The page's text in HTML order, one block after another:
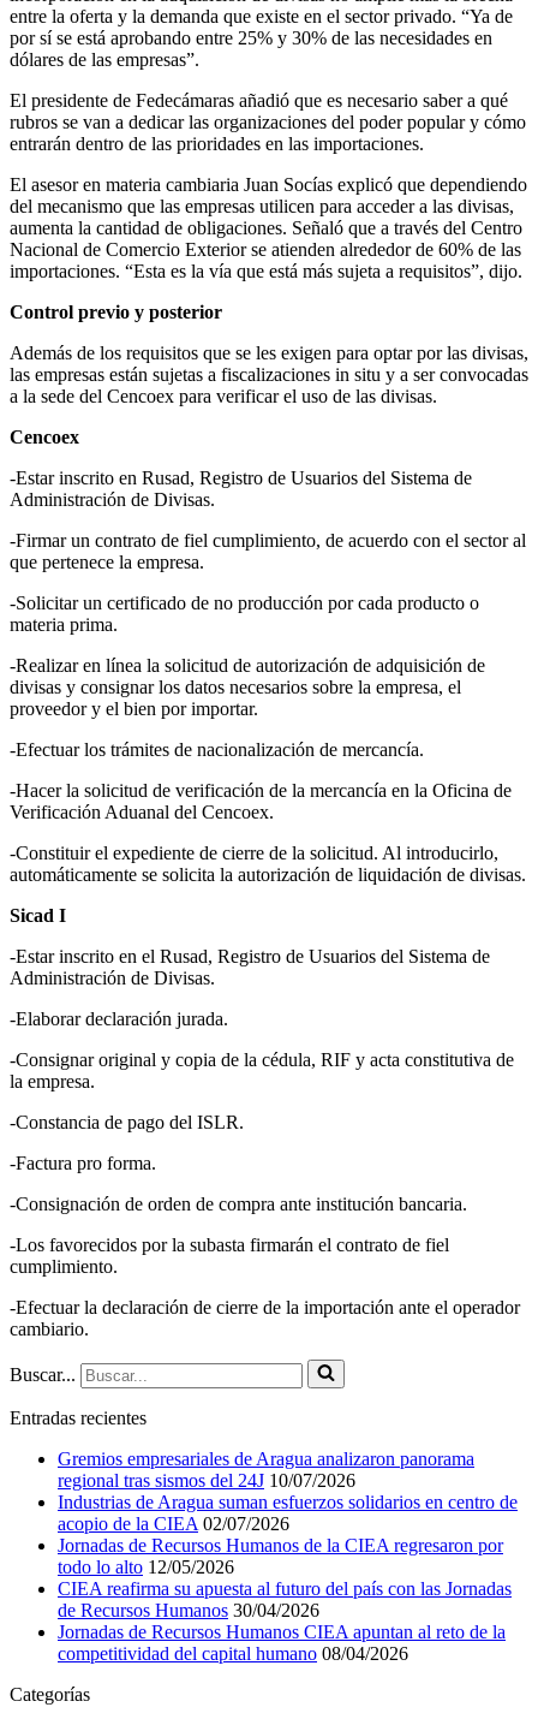
entre la oferta y la demanda que existe en el sector privado. “Ya de
por sí se está aprobando entre 25% y 30% de las necesidades en
dólares de las empresas”.
El presidente de Fedecámaras añadió que es necesario saber a qué
rubros se van a dedicar las organizaciones del poder popular y cómo
entrarán dentro de las prioridades en las importaciones.
El asesor en materia cambiaria Juan Socías explicó que dependiendo
del mecanismo que las empresas utilicen para acceder a las divisas,
aumenta la cantidad de obligaciones. Señaló que a través del Centro
Nacional de Comercio Exterior se atienden alrededor de 60% de las
importaciones. “Esta es la vía que está más sujeta a requisitos”, dijo.
Control previo y posterior
Además de los requisitos que se les exigen para optar por las divisas,
las empresas están sujetas a fiscalizaciones in situ y a ser convocadas
a la sede del Cencoex para verificar el uso de las divisas.
Cencoex
-Estar inscrito en Rusad, Registro de Usuarios del Sistema de
Administración de Divisas.
-Firmar un contrato de fiel cumplimiento, de acuerdo con el sector al
que pertenece la empresa.
-Solicitar un certificado de no producción por cada producto o
materia prima.
-Realizar en línea la solicitud de autorización de adquisición de
divisas y consignar los datos necesarios sobre la empresa, el
proveedor y el bien por importar.
-Efectuar los trámites de nacionalización de mercancía.
-Hacer la solicitud de verificación de la mercancía en la Oficina de
Verificación Aduanal del Cencoex.
-Constituir el expediente de cierre de la solicitud. Al introducirlo,
automáticamente se solicita la autorización de liquidación de divisas.
Sicad I
-Estar inscrito en el Rusad, Registro de Usuarios del Sistema de
Administración de Divisas.
-Elaborar declaración jurada.
-Consignar original y copia de la cédula, RIF y acta constitutiva de
la empresa.
-Constancia de pago del ISLR.
-Factura pro forma.
-Consignación de orden de compra ante institución bancaria.
-Los favorecidos por la subasta firmarán el contrato de fiel
cumplimiento.
-Efectuar la declaración de cierre de la importación ante el operador
cambiario.
Buscar...
Entradas recientes
Gremios empresariales de Aragua analizaron panorama
regional tras sismos del 24J 10/07/2026
Industrias de Aragua suman esfuerzos solidarios en centro de
acopio de la CIEA 02/07/2026
Jornadas de Recursos Humanos de la CIEA regresaron por
todo lo alto 12/05/2026
CIEA reafirma su apuesta al futuro del país con las Jornadas
de Recursos Humanos 30/04/2026
Jornadas de Recursos Humanos CIEA apuntan al reto de la
competitividad del capital humano 08/04/2026
Categorías